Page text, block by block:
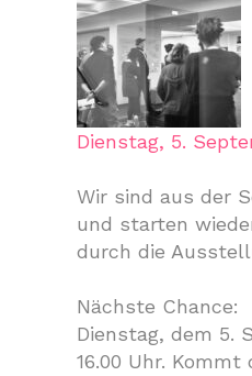
Dienstag, 5.
Wir sind aus der
und starten
durch die
Nächste Chance:
Dienstag, dem 5.
16.00 Uhr.